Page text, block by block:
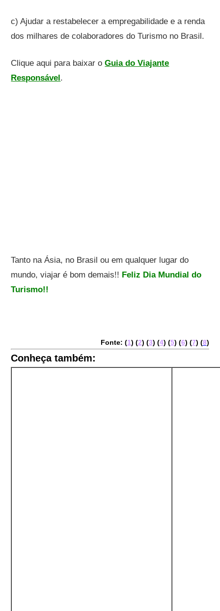
c) Ajudar a restabelecer a empregabilidade e a renda
dos milhares de colaboradores do Turismo no Brasil.
Clique aqui para baixar oGuia do Viajante
Responsável .
Tanto na Ásia, no Brasil ou em qualquer lugar do
mundo, viajar é bom demais!! Feliz Dia Mundial do
Turismo!!
Fonte: (1) (2) (3) (4) (5) (6) (7) (8)
Conheça também: